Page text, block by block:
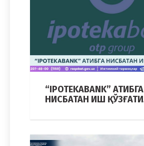
“IPOTEKABANK” АТИБГА
НИСБАТАН ИШ